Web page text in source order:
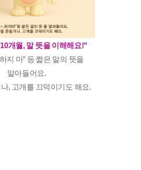
개월, 말 뜻을 이해해요!"
하지 마” 등 짧은 말의 뜻을
알아들어요.
, 고개를 끄덕이기도 해요.